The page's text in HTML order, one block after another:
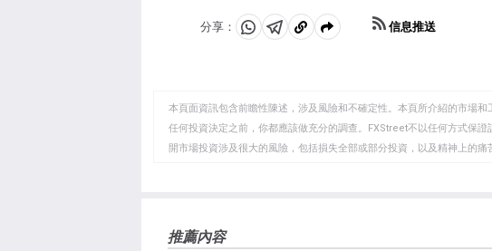
利。
分享：
分
WhatsApp
分
Telegram
複
剪
貼
板
信息推送
本頁面資訊包含前瞻性陳述，涉及風險和不確定性。本頁所介紹的市場
任何投資決定之前，你都應該做充分的調查。FXStreet不以任何方式保
開市場投資涉及很大的風險，包括損失全部或部分投資，以及精神上的
FXStreet和作者不提供個性化的建議。作者對該資訊的準確性、完整性
失，傷害或損害由此資訊及其顯示或使用引起的。錯誤和遺漏除外。本
推薦內容